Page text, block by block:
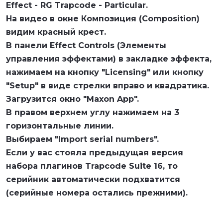
Effect - RG Trapcode - Particular.
На видео в окне Композиция (Composition)
видим красный крест.
В панели Effect Controls (Элементы
управления эффектами) в закладке эффекта,
нажимаем на кнопку "Licensing" или кнопку
"Setup" в виде стрелки вправо и квадратика.
Загрузится окно "Maxon App".
В правом верхнем углу нажимаем на 3
горизонтальные линии.
Выбираем "Import serial numbers".
Если у вас стояла предыдущая версия
набора плагинов Trapcode Suite 16, то
серийник автоматически подхватится
(серийные номера остались прежними).